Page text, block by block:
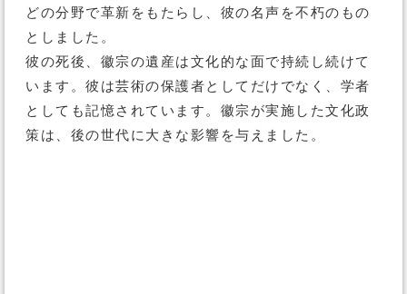
どの分野で革新をもたらし、彼の名声を不朽のもの
としました。
彼の死後、徽宗の遺産は文化的な面で持続し続けて
います。彼は芸術の保護者としてだけでなく、学者
としても記憶されています。徽宗が実施した文化政
策は、後の世代に大きな影響を与えました。